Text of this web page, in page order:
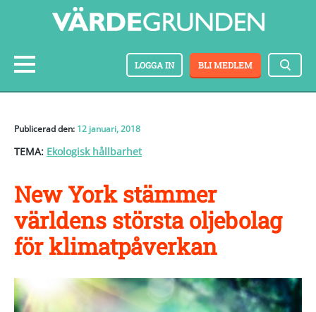
BLI MEDLEM
LOGGA IN
Publicerad den: 12 januari, 2018
TEMA: Ekologisk hållbarhet
New York stämmer
världens största oljebolag
för klimatpåverkan